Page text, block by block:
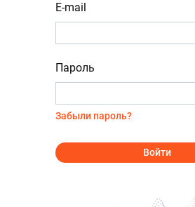
E-mail
Пароль
Забыли пароль?
Войти